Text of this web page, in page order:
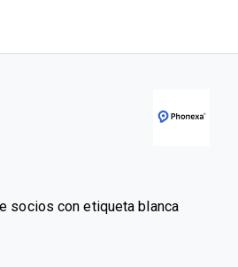
socios con etiqueta blanca